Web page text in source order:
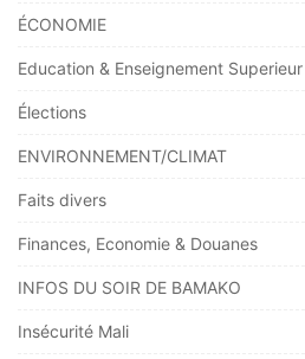
ÉCONOMIE
Education & Enseignement Superieur
Élections
ENVIRONNEMENT/CLIMAT
Faits divers
Finances, Economie & Douanes
INFOS DU SOIR DE BAMAKO
Insécurité Mali